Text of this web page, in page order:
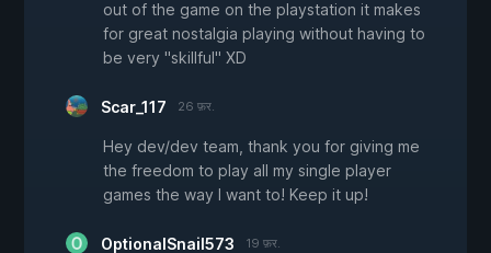
out of the game on the playstation it makes
for great nostalgia playing without having to
be very "skillful" XD
Scar_117 26 फ़र.
Hey dev/dev team, thank you for giving me
the freedom to play all my single player
games the way I want to! Keep it up!
OptionalSnail573 19 फ़र.